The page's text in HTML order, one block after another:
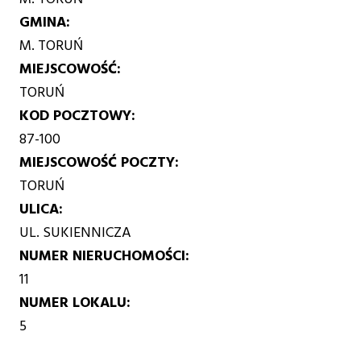
GMINA
M. TORUŃ
MIEJSCOWOŚĆ
TORUŃ
KOD POCZTOWY
87-100
MIEJSCOWOŚĆ POCZTY
TORUŃ
ULICA
UL. SUKIENNICZA
NUMER NIERUCHOMOŚCI
11
NUMER LOKALU
5